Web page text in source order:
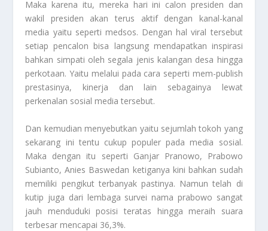
Maka karena itu, mereka hari ini calon presiden dan
wakil presiden akan terus aktif dengan kanal-kanal
media yaitu seperti medsos. Dengan halviral tersebut
setiap pencalon bisa langsung mendapatkan inspirasi
bahkan simpati oleh segala jenis kalangan desa hingga
perkotaan. Yaitu melalui pada cara seperti mem-publish
prestasinya, kinerja dan lain sebagainya lewat
perkenalan sosial media tersebut.
Dan kemudian menyebutkan yaitu sejumlah tokoh yang
sekarang ini tentu cukup populer pada media sosial.
Maka dengan itu seperti Ganjar Pranowo, Prabowo
Subianto, Anies Baswedan ketiganya kini bahkan sudah
memiliki pengikut terbanyak pastinya. Namun telah di
kutip juga dari lembaga survei nama prabowo sangat
jauh menduduki posisi teratas hingga meraih suara
terbesar mencapai 36,3%.